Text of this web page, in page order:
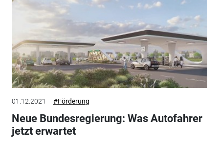
01.12.2021 #Förderung
Neue Bundesregierung: Was Autofahrer
jetzt erwartet